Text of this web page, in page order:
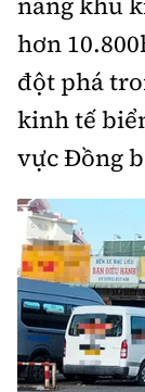
hơn
đột phá
kinh tế
vực Đồng